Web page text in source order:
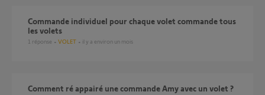
Commande individuel pour chaque volet commande tous
les volets
1 réponse VOLET il y a environ un mois
Comment ré appairé une commande Amy avec un volet ?